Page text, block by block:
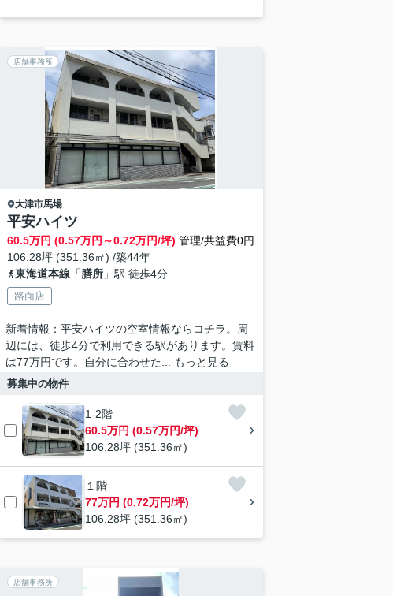
店舗事務所
大津市馬場
平安ハイツ
60.5万円 (0.57万円～0.72万円/坪) 管理/共益費0円
106.28坪 (351.36㎡) /築44年
東海道本線「膳所」駅 徒歩4分
路面店
新着情報：平安ハイツの空室情報ならコチラ。周
辺には、徒歩4分で利用できる駅があります。賃料
は77万円です。自分に合わせた...
もっと見る
募集中の物件
1-2階
60.5万円 (0.57万円/坪)
106.28坪 (351.36㎡)
１階
77万円 (0.72万円/坪)
106.28坪 (351.36㎡)
店舗事務所